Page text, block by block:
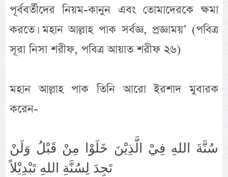
পূর্ববর্তীদের নিয়ম-কানুন এবং তোমাদেরকে ক্ষমা
করতে। মহান আল্লাহ পাক সর্বজ্ঞ, প্রজ্ঞাময়’ (পবিত্র
সূরা নিসা শরীফ, পবিত্র আয়াত শরীফ ২৬)
মহান আল্লাহ পাক তিনি আরো ইরশাদ মুবারক
করেন-
سُنَّةَ اللهِ فِيْ الَّذِيْنَ خَلَوْا مِنْ قَبْلُ وَلَنْ
تَجِدَ لِسُنَّةِ اللهِ تَبْدِيْلاً